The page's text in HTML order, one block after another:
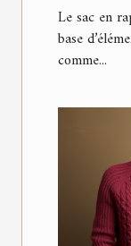
Le sac en
base
comme...